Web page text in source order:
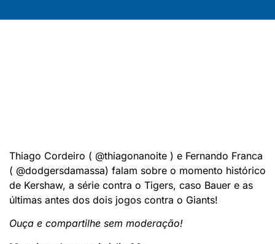
Thiago Cordeiro ( @thiagonanoite ) e Fernando Franca
( @dodgersdamassa) falam sobre o momento histórico
de Kershaw, a série contra o Tigers, caso Bauer e as
últimas antes dos dois jogos contra o Giants!
Ouça e compartilhe sem moderação!